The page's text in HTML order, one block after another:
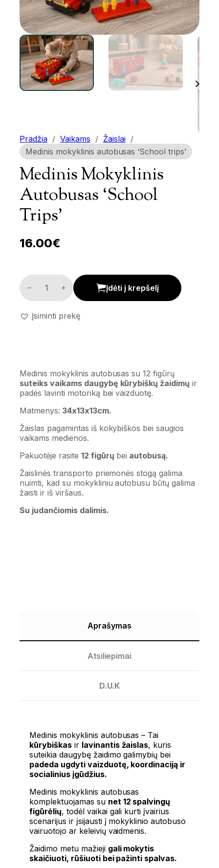
Pradžia / Vaikams / Žaislai /
Medinis mokyklinis autobusas ‘School trips’
Medinis Mokyklinis
Autobusas ‘School
Trips’
16.00€
Medinis mokyklinis autobusas 'School trips' kiekis
Įdėti į krepšelį
Įsiminti prekę
Medinis mokyklinis autobusas su 12 figūrų
suteiks vaikams daugybę kūrybiškų žaidimų ir
padės lavinti motoriką bei vaizduotę.
Matmenys: 34x13x13cm.
Žaislas pagamintas iš kokybiškos bei saugios
vaikams medienos.
Pakuotėje rasite 12 figūrų bei autobusą.
Žaislinės transporto priemonės stogą galima
nuimti, kad su mokykliniu autobusu būtų galima
žaisti ir iš viršaus.
Su judančiomis dalimis.
Aprašymas
Atsiliepimai
D.U.K
Medinis mokyklinis autobusas – Tai
kūrybiškasir lavinantis žaislas, kuris
suteikia daugybę žaidimo galimybių bei
padeda ugdyti vaizduotę, koordinaciją ir
socialinius įgūdžius.
Medinis mokyklinis autobusas
komplektuojamas su net 12 spalvingų
figūrėlių, todėl vaikai gali kurti įvairius
scenarijus ir įsijausti į mokyklinio autobuso
vairuotojo ar keleivių vaidmenis.
Žaidimo metu mažieji gali mokytis
skaičiuoti, rūšiuoti bei pažinti spalvas.